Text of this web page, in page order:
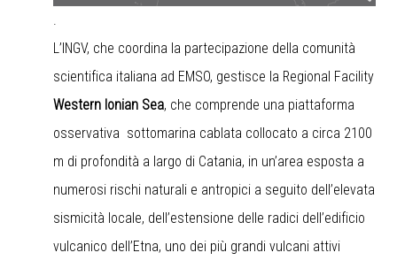
L’INGV, che coordina la partecipazione della comunità
scientifica italiana ad EMSO, gestisce la Regional Facility
Western Ionian Sea, che comprende una piattaforma
osservativa sottomarina cablata collocato a circa 2100
m di profondità a largo di Catania, in un’area esposta a
numerosi rischi naturali e antropici a seguito dell’elevata
sismicità locale, dell’estensione delle radici dell’edificio
vulcanico dell’Etna, uno dei più grandi vulcani attivi